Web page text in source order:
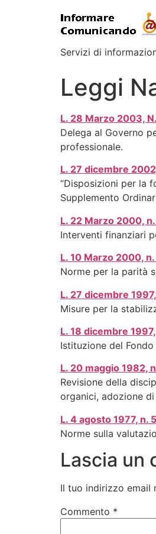
Servizi di
Leggi
L. 28 Marzo 2003,
Delega al Governo
professionale.
L. 27 dicembre
“Disposizioni per la
Supplemento
L. 22 Marzo 2000,
Interventi finanziari
L. 10 Marzo 2000,
Norme per la parità
L. 27 dicembre
Misure per la
L. 18 dicembre
Istituzione del
L. 20 maggio 1982,
Revisione della
organici, adozione
L. 4 agosto 1977, n.
Norme sulla
Lascia un
Il tuo indirizzo email
Commento *